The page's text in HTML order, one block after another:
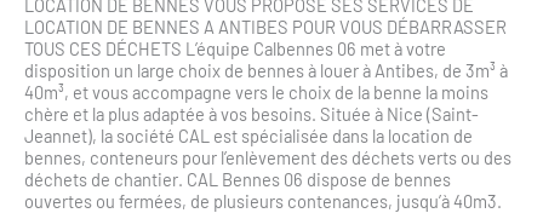
LOCATION DE BENNES VOUS PROPOSE SES SERVICES DE
LOCATION DE BENNES A ANTIBES POUR VOUS DÉBARRASSER
TOUS CES DÉCHETS L’équipe Calbennes 06 met à votre
disposition un large choix de bennes à louer à Antibes, de 3m³ à
40m³, et vous accompagne vers le choix de la benne la moins
chère et la plus adaptée à vos besoins. Située à Nice (Saint-
Jeannet), la société CAL est spécialisée dans la location de
bennes, conteneurs pour l’enlèvement des déchets verts ou des
déchets de chantier. CAL Bennes 06 dispose de bennes
ouvertes ou fermées, de plusieurs contenances, jusqu’à 40m3.